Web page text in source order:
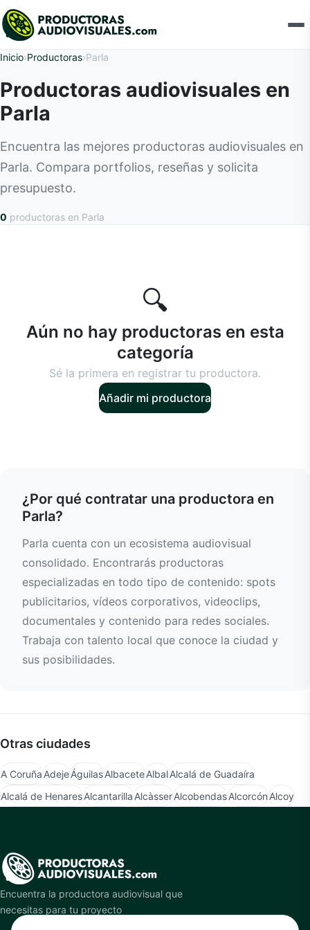
Inicio›Productoras›Parla
Productoras audiovisuales en
Parla
Encuentra las mejores productoras audiovisuales en
Parla. Compara portfolios, reseñas y solicita
presupuesto.
0 productoras en Parla
🔍
Aún no hay productoras en esta
categoría
Sé la primera en registrar tu productora.
Añadir mi productora
¿Por qué contratar una productora en
Parla?
Parla cuenta con un ecosistema audiovisual
consolidado. Encontrarás productoras
especializadas en todo tipo de contenido: spots
publicitarios, vídeos corporativos, videoclips,
documentales y contenido para redes sociales.
Trabaja con talento local que conoce la ciudad y
sus posibilidades.
Otras ciudades
A CoruñaAdejeÁguilasAlbaceteAlbalAlcalá de Guadaíra
Alcalá de HenaresAlcantarillaAlcàsserAlcobendasAlcorcónAlcoy
Encuentra la productora audiovisual que
necesitas para tu proyecto